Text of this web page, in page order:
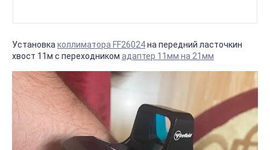
Установка коллиматора FF26024на передний ласточкин
хвост 11м с переходником адаптер 11мм на 21мм